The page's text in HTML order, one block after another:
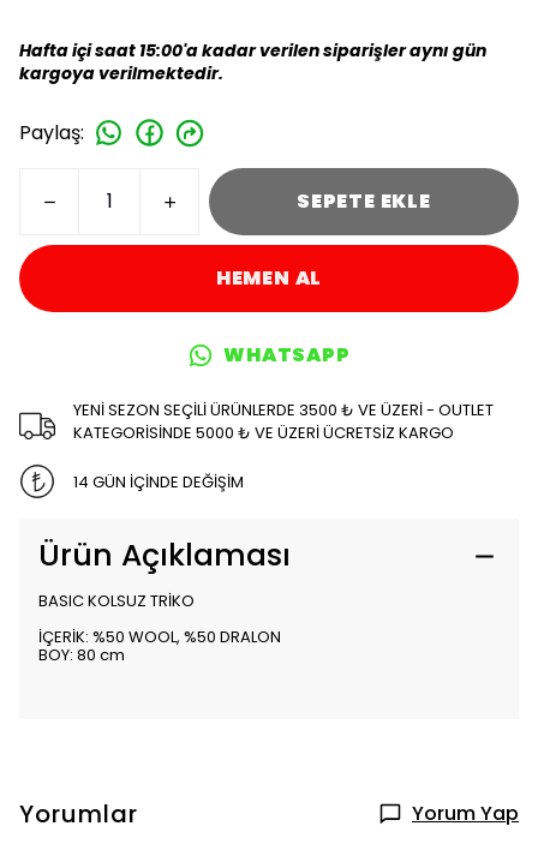
Hafta içi saat 15:00'a kadar verilen siparişler aynı gün
kargoya verilmektedir.
Paylaş:
SEPETE EKLE
HEMEN AL
WHATSAPP
YENİ SEZON SEÇİLİ ÜRÜNLERDE 3500 ₺ VE ÜZERİ - OUTLET
KATEGORİSİNDE 5000 ₺ VE ÜZERİ ÜCRETSİZ KARGO
14 GÜN İÇİNDE DEĞİŞİM
Ürün Açıklaması
BASIC KOLSUZ TRİKO
İÇERİK: %50 WOOL, %50 DRALON
BOY: 80 cm
Yorumlar Yorum Yap